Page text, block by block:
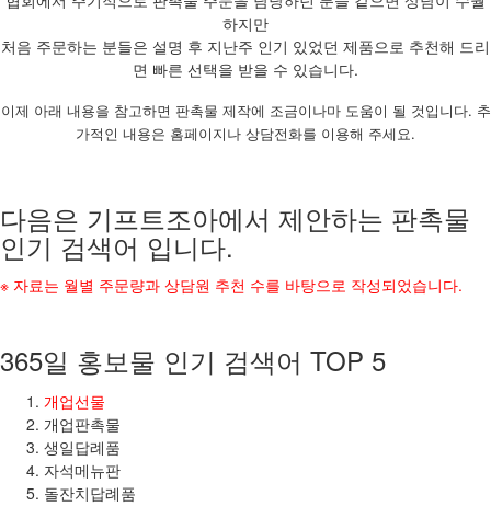
하지만
처음 주문하는 분들은 설명 후 지난주 인기 있었던 제품으로 추천해 드리
면 빠른 선택을 받을 수 있습니다.
이제 아래 내용을 참고하면 판촉물 제작에 조금이나마 도움이 될 것입니다. 추
가적인 내용은 홈페이지나 상담전화를 이용해 주세요.
다음은 기프트조아에서 제안하는 판촉물
인기 검색어 입니다.
※ 자료는 월별 주문량과 상담원 추천 수를 바탕으로 작성되었습니다.
365일 홍보물 인기 검색어 TOP 5
개업선물
개업판촉물
생일답례품
자석메뉴판
돌잔치답례품